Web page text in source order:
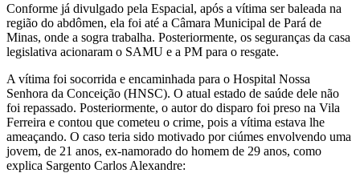
Conforme já divulgado pela Espacial, após a vítima ser baleada na
região do abdômen, ela foi até a Câmara Municipal de Pará de
Minas, onde a sogra trabalha. Posteriormente, os seguranças da casa
legislativa acionaram o SAMU e a PM para o resgate.
A vítima foi socorrida e encaminhada para o Hospital Nossa
Senhora da Conceição (HNSC). O atual estado de saúde dele não
foi repassado. Posteriormente, o autor do disparo foi preso na Vila
Ferreira e contou que cometeu o crime, pois a vítima estava lhe
ameaçando. O caso teria sido motivado por ciúmes envolvendo uma
jovem, de 21 anos, ex-namorado do homem de 29 anos, como
explica Sargento Carlos Alexandre: